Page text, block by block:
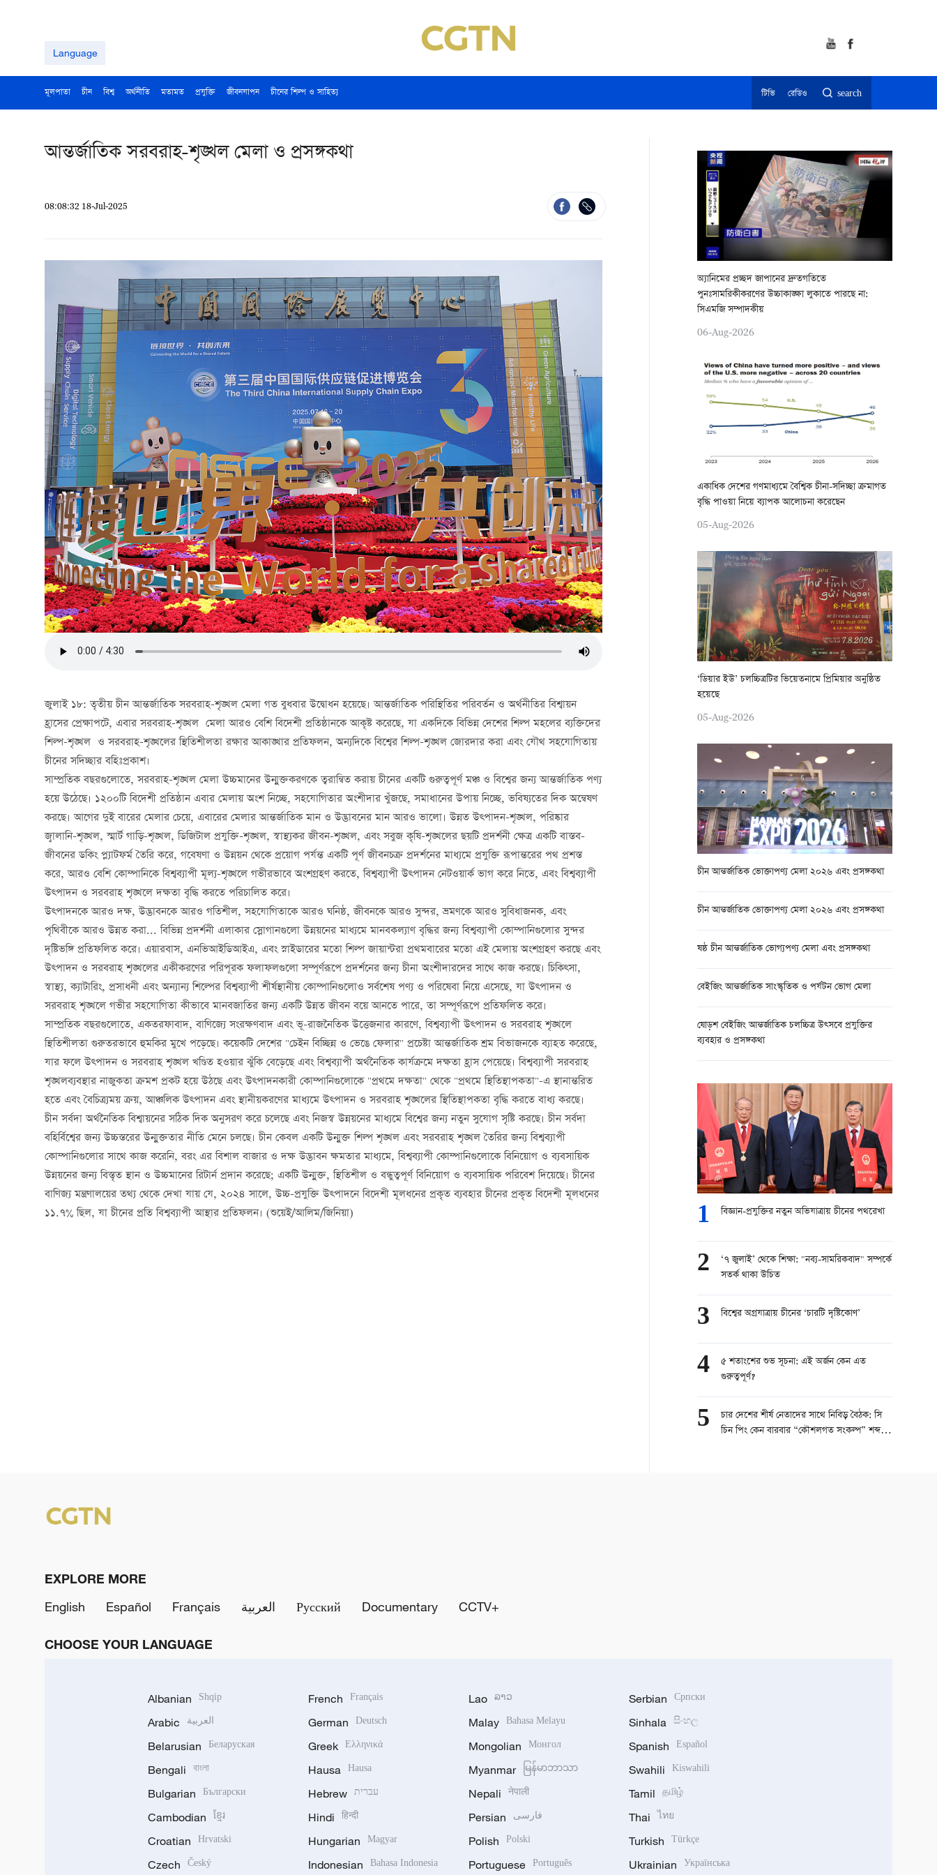
Language
মূলপাতা চীন বিশ্ব অর্থনীতি মতামত প্রযুক্তি জীবনযাপন চীনের শিল্প ও সাহিত্য টিভি রেডিও search
আন্তর্জাতিক সরবরাহ-শৃঙ্খল মেলা ও প্রসঙ্গকথা
08:08:32 18-Jul-2025
জুলাই ১৮: তৃতীয় চীন আন্তর্জাতিক সরবরাহ-শৃঙ্খল মেলা গত বুধবার উদ্বোধন হয়েছে। আন্তর্জাতিক পরিস্থিতির পরিবর্তন ও অর্থনীতির বিশ্বায়ন
হ্রাসের প্রেক্ষাপটে, এবার সরবরাহ-শৃঙ্খল মেলা আরও বেশি বিদেশী প্রতিষ্ঠানকে আকৃষ্ট করেছে, যা একদিকে বিভিন্ন দেশের শিল্প মহলের ব্যক্তিদের
শিল্প-শৃঙ্খল ও সরবরাহ-শৃঙ্খলের স্থিতিশীলতা রক্ষার আকাঙ্খার প্রতিফলন, অন্যদিকে বিশ্বের শিল্প-শৃঙ্খল জোরদার করা এবং যৌথ সহযোগিতায়
চীনের সদিচ্ছার বহিঃপ্রকাশ।
সাম্প্রতিক বছরগুলোতে, সরবরাহ-শৃঙ্খল মেলা উচ্চমানের উন্মুক্তকরণকে ত্বরান্বিত করায় চীনের একটি গুরুত্বপূর্ণ মঞ্চ ও বিশ্বের জন্য আন্তর্জাতিক পণ্য
হয়ে উঠেছে। ১২০০টি বিদেশী প্রতিষ্ঠান এবার মেলায় অংশ নিচ্ছে, সহযোগিতার অংশীদার খুঁজছে, সমাধানের উপায় নিচ্ছে, ভবিষ্যতের দিক অন্বেষণ
করছে। আগের দুই বারের মেলার চেয়ে, এবারের মেলার আন্তর্জাতিক মান ও উদ্ভাবনের মান আরও ভালো। উন্নত উত্পাদন-শৃঙ্খল, পরিষ্কার
জ্বালানি-শৃঙ্খল, স্মার্ট গাড়ি-শৃঙ্খল, ডিজিটাল প্রযুক্তি-শৃঙ্খল, স্বাস্থ্যকর জীবন-শৃঙ্খল, এবং সবুজ কৃষি-শৃঙ্খলের ছয়টি প্রদর্শনী ক্ষেত্র একটি বাস্তব-
জীবনের ডকিং প্ল্যাটফর্ম তৈরি করে, গবেষণা ও উন্নয়ন থেকে প্রয়োগ পর্যন্ত একটি পূর্ণ জীবনচক্র প্রদর্শনের মাধ্যমে প্রযুক্তি রূপান্তরের পথ প্রশস্ত
করে, আরও বেশি কোম্পানিকে বিশ্বব্যাপী মূল্য-শৃঙ্খলে গভীরভাবে অংশগ্রহণ করতে, বিশ্বব্যাপী উত্পাদন নেটওয়ার্ক ভাগ করে নিতে, এবং বিশ্বব্যাপী
উত্পাদন ও সরবরাহ শৃঙ্খলে দক্ষতা বৃদ্ধি করতে পরিচালিত করে।
উত্পাদনকে আরও দক্ষ, উদ্ভাবনকে আরও গতিশীল, সহযোগিতাকে আরও ঘনিষ্ঠ, জীবনকে আরও সুন্দর, ভ্রমণকে আরও সুবিধাজনক, এবং
পৃথিবীকে আরও উন্নত করা... বিভিন্ন প্রদর্শনী এলাকার স্লোগানগুলো উন্নয়নের মাধ্যমে মানবকল্যাণ বৃদ্ধির জন্য বিশ্বব্যাপী কোম্পানিগুলোর সুন্দর
দৃষ্টিভঙ্গি প্রতিফলিত করে। এয়ারবাস, এনভিআইডিআইএ, এবং স্নাইডারের মতো শিল্প জায়ান্টরা প্রথমবারের মতো এই মেলায় অংশগ্রহণ করছে এবং
উত্পাদন ও সরবরাহ শৃঙ্খলের একীকরণের পরিপূরক ফলাফলগুলো সম্পূর্ণরূপে প্রদর্শনের জন্য চীনা অংশীদারদের সাথে কাজ করছে। চিকিত্সা,
স্বাস্থ্য, ক্যাটারিং, প্রসাধনী এবং অন্যান্য শিল্পের বিশ্বব্যাপী শীর্ষস্থানীয় কোম্পানিগুলোও সর্বশেষ পণ্য ও পরিষেবা নিয়ে এসেছে, যা উত্পাদন ও
সরবরাহ শৃঙ্খলে গভীর সহযোগিতা কীভাবে মানবজাতির জন্য একটি উন্নত জীবন বয়ে আনতে পারে, তা সম্পূর্ণরূপে প্রতিফলিত করে।
সাম্প্রতিক বছরগুলোতে, একতরফাবাদ, বাণিজ্যে সংরক্ষণবাদ এবং ভূ-রাজনৈতিক উত্তেজনার কারণে, বিশ্বব্যাপী উত্পাদন ও সরবরাহ শৃঙ্খলে
স্থিতিশীলতা গুরুতরভাবে হুমকির মুখে পড়েছে। কয়েকটি দেশের "চেইন বিচ্ছিন্ন ও ভেঙে ফেলার" প্রচেষ্টা আন্তর্জাতিক শ্রম বিভাজনকে ব্যাহত করেছে,
যার ফলে উত্পাদন ও সরবরাহ শৃঙ্খল খণ্ডিত হওয়ার ঝুঁকি বেড়েছে এবং বিশ্বব্যাপী অর্থনৈতিক কার্যক্রমে দক্ষতা হ্রাস পেয়েছে। বিশ্বব্যাপী সরবরাহ
শৃঙ্খলব্যবস্থার নাজুকতা ক্রমশ প্রকট হয়ে উঠছে এবং উত্পাদনকারী কোম্পানিগুলোকে "প্রথমে দক্ষতা" থেকে "প্রথমে স্থিতিস্থাপকতা"-এ স্থানান্তরিত
হতে এবং বৈচিত্র্যময় ক্রয়, আঞ্চলিক উত্পাদন এবং স্থানীয়করণের মাধ্যমে উত্পাদন ও সরবরাহ শৃঙ্খলের স্থিতিস্থাপকতা বৃদ্ধি করতে বাধ্য করছে।
চীন সর্বদা অর্থনৈতিক বিশ্বায়নের সঠিক দিক অনুসরণ করে চলেছে এবং নিজস্ব উন্নয়নের মাধ্যমে বিশ্বের জন্য নতুন সুযোগ সৃষ্টি করছে। চীন সর্বদা
বহির্বিশ্বের জন্য উচ্চস্তরের উন্মুক্ততার নীতি মেনে চলছে। চীন কেবল একটি উন্মুক্ত শিল্প শৃঙ্খল এবং সরবরাহ শৃঙ্খল তৈরির জন্য বিশ্বব্যাপী
কোম্পানিগুলোর সাথে কাজ করেনি, বরং এর বিশাল বাজার ও দক্ষ উদ্ভাবন ক্ষমতার মাধ্যমে, বিশ্বব্যাপী কোম্পানিগুলোকে বিনিয়োগ ও ব্যবসায়িক
উন্নয়নের জন্য বিস্তৃত স্থান ও উচ্চমানের রিটার্ন প্রদান করেছে; একটি উন্মুক্ত, স্থিতিশীল ও বন্ধুত্বপূর্ণ বিনিয়োগ ও ব্যবসায়িক পরিবেশ দিয়েছে। চীনের
বাণিজ্য মন্ত্রণালয়ের তথ্য থেকে দেখা যায় যে, ২০২৪ সালে, উচ্চ-প্রযুক্তি উত্পাদনে বিদেশী মূলধনের প্রকৃত ব্যবহার চীনের প্রকৃত বিদেশী মূলধনের
১১.৭% ছিল, যা চীনের প্রতি বিশ্বব্যাপী আস্থার প্রতিফলন। (শুয়েই/আলিম/জিনিয়া)
অ্যানিমের প্রচ্ছদ জাপানের দ্রুতগতিতে
পুনঃসামরিকীকরণের উচ্চাকাঙ্ক্ষা লুকাতে পারছে না:
সিএমজি সম্পাদকীয়
06-Aug-2026
একাধিক দেশের গণমাধ্যমে বৈশ্বিক চীনা-সদিচ্ছা ক্রমাগত
বৃদ্ধি পাওয়া নিয়ে ব্যাপক আলোচনা করেছেন
05-Aug-2026
‘ডিয়ার ইউ’ চলচ্চিত্রটির ভিয়েতনামে প্রিমিয়ার অনুষ্ঠিত
হয়েছে
05-Aug-2026
চীন আন্তর্জাতিক ভোক্তাপণ্য মেলা ২০২৬ এবং প্রসঙ্গকথা
চীন আন্তর্জাতিক ভোক্তাপণ্য মেলা ২০২৬ এবং প্রসঙ্গকথা
ষষ্ঠ চীন আন্তর্জাতিক ভোগ্যপণ্য মেলা এবং প্রসঙ্গকথা
বেইজিং আন্তর্জাতিক সাংস্কৃতিক ও পর্যটন ভোগ মেলা
ষোড়শ বেইজিং আন্তর্জাতিক চলচ্চিত্র উত্সবে প্রযুক্তির
ব্যবহার ও প্রসঙ্গকথা
1 বিজ্ঞান-প্রযুক্তির নতুন অভিযাত্রায় চীনের পথরেখা
2
‘৭ জুলাই’ থেকে শিক্ষা: "নব্য-সামরিকবাদ" সম্পর্কে
সতর্ক থাকা উচিত
3 বিশ্বের অগ্রযাত্রায় চীনের ‘চারটি দৃষ্টিকোণ’
4
৫ শতাংশের শুভ সূচনা: এই অর্জন কেন এত
গুরুত্বপূর্ণ?
5
চার দেশের শীর্ষ নেতাদের সাথে নিবিড় বৈঠক: সি
চিন পিং কেন বারবার “কৌশলগত সংকল্প” শব্দটির
EXPLORE MORE
English
Español Français العربية Русский Documentary CCTV+
CHOOSE YOUR LANGUAGE
Albanian Shqip
Arabic العربية
Belarusian Беларуская
Bengali বাংলা
Bulgarian Български
Cambodian ខ្មែរ
Croatian Hrvatski
Czech Český
French Français
German Deutsch
Greek Ελληνικά
Hausa Hausa
Hebrew עברית
Hindi हिन्दी
Hungarian Magyar
Indonesian Bahasa Indonesia
Lao ລາວ
Malay Bahasa Melayu
Mongolian Монгол
Myanmar မြန်မာဘာသာ
Nepali नेपाली
Persian فارسی
Polish Polski
Portuguese Português
Serbian Српски
Sinhala සිංහල
Spanish Español
Swahili Kiswahili
Tamil தமிழ்
Thai ไทย
Turkish Türkçe
Ukrainian Українська